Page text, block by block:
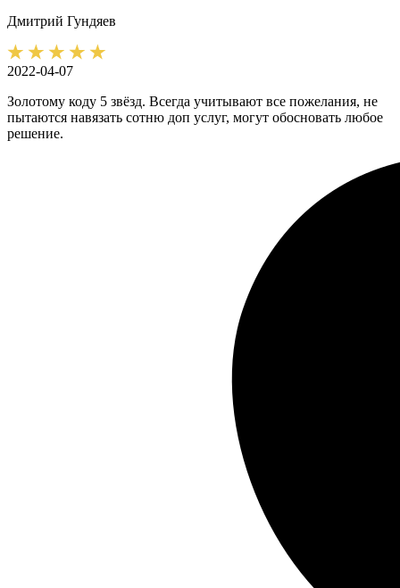
Дмитрий Гундяев
2022-04-07
Золотому коду 5 звёзд. Всегда учитывают все пожелания, не
пытаются навязать сотню доп услуг, могут обосновать любое
решение.